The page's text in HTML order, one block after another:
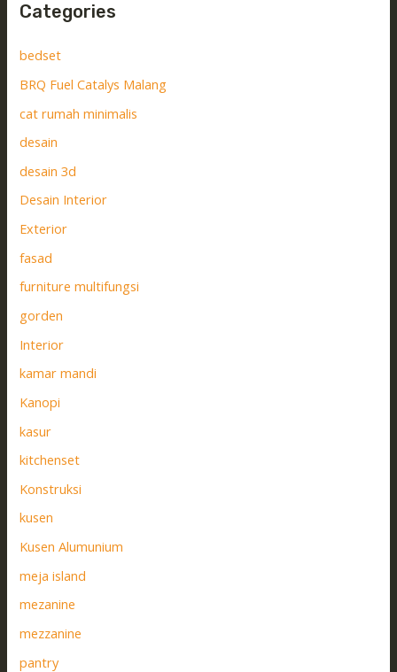
Categories
bedset
BRQ Fuel Catalys Malang
cat rumah minimalis
desain
desain 3d
Desain Interior
Exterior
fasad
furniture multifungsi
gorden
Interior
kamar mandi
Kanopi
kasur
kitchenset
Konstruksi
kusen
Kusen Alumunium
meja island
mezanine
mezzanine
pantry